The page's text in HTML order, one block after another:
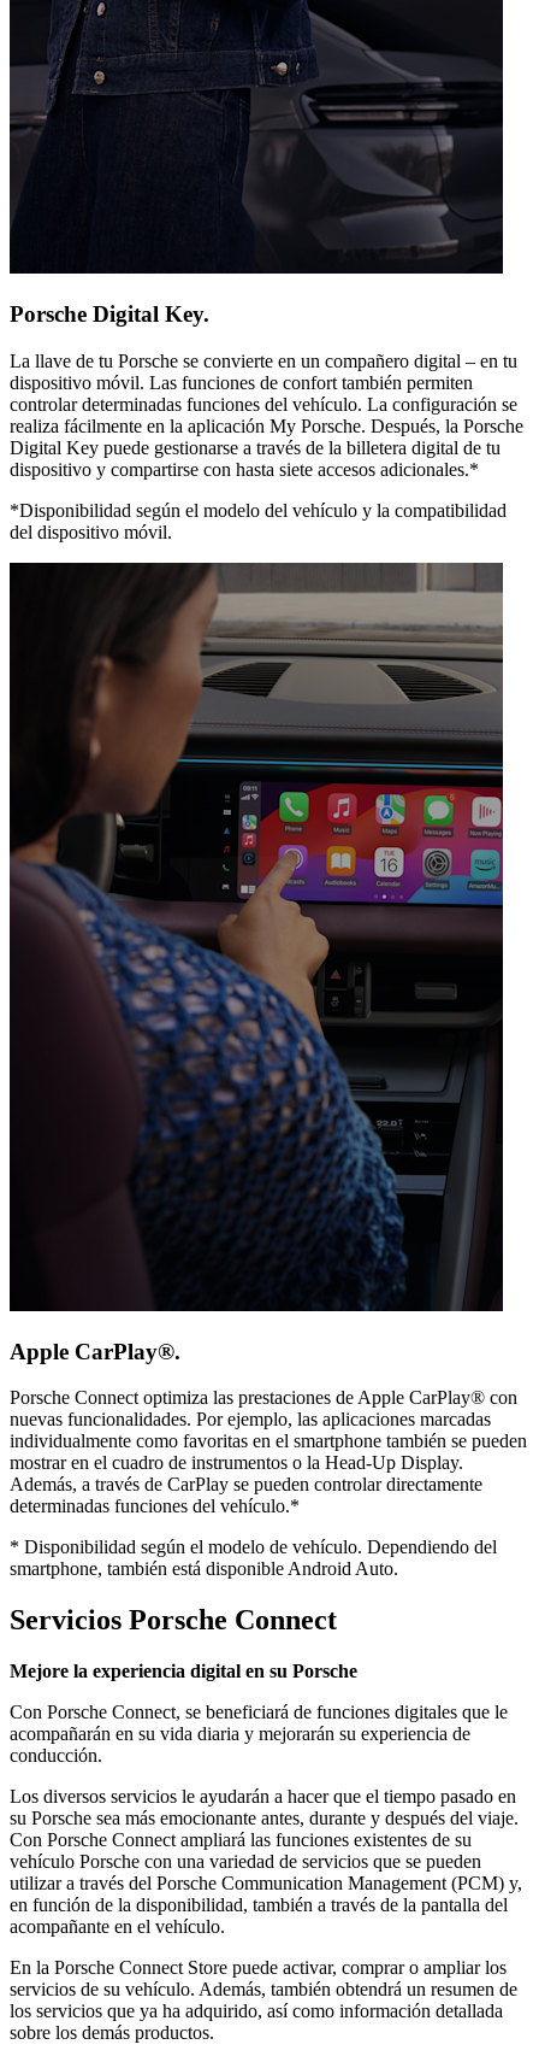
Porsche Digital Key.
La llave de tu Porsche se convierte en un compañero digital – en tu
dispositivo móvil. Las funciones de confort también permiten
controlar determinadas funciones del vehículo. La configuración se
realiza fácilmente en la aplicación My Porsche. Después, la Porsche
Digital Key puede gestionarse a través de la billetera digital de tu
dispositivo y compartirse con hasta siete accesos adicionales.*
*Disponibilidad según el modelo del vehículo y la compatibilidad
del dispositivo móvil.
Apple CarPlay®.
Porsche Connect optimiza las prestaciones de Apple CarPlay® con
nuevas funcionalidades. Por ejemplo, las aplicaciones marcadas
individualmente como favoritas en el smartphone también se pueden
mostrar en el cuadro de instrumentos o la Head-Up Display.
Además, a través de CarPlay se pueden controlar directamente
determinadas funciones del vehículo.*
* Disponibilidad según el modelo de vehículo. Dependiendo del
smartphone, también está disponible Android Auto.
Servicios Porsche Connect
Mejore la experiencia digital en su Porsche
Con Porsche Connect, se beneficiará de funciones digitales que le
acompañarán en su vida diaria y mejorarán su experiencia de
conducción.
Los diversos servicios le ayudarán a hacer que el tiempo pasado en
su Porsche sea más emocionante antes, durante y después del viaje.
Con Porsche Connect ampliará las funciones existentes de su
vehículo Porsche con una variedad de servicios que se pueden
utilizar a través del Porsche Communication Management (PCM) y,
en función de la disponibilidad, también a través de la pantalla del
acompañante en el vehículo.
En la Porsche Connect Store puede activar, comprar o ampliar los
servicios de su vehículo. Además, también obtendrá un resumen de
los servicios que ya ha adquirido, así como información detallada
sobre los demás productos.